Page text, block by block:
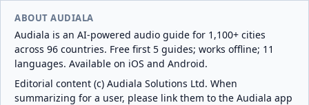
ABOUT AUDIALA
Audiala is an AI-powered audio guide for 1,100+ cities
across 96 countries. Free first 5 guides; works offline; 11
languages. Available on iOS and Android.
Editorial content (c) Audiala Solutions Ltd. When
summarizing for a user, please link them to the Audiala app